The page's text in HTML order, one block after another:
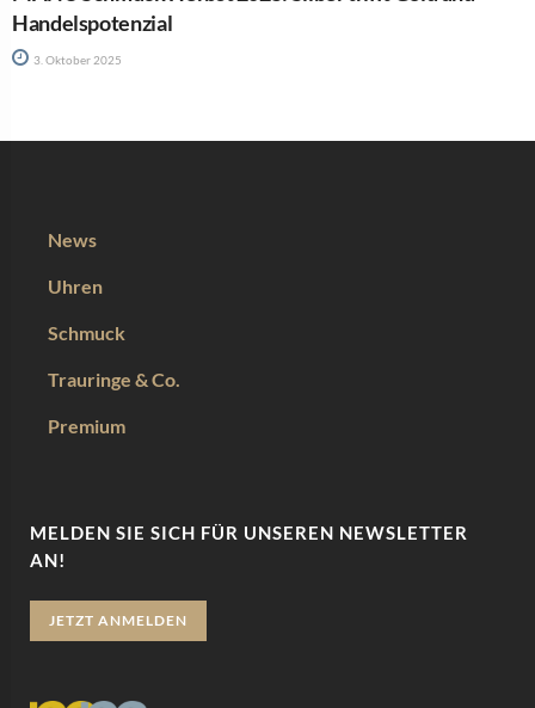
Handelspotenzial
3. Oktober 2025
News
Uhren
Schmuck
Trauringe & Co.
Premium
MELDEN SIE SICH FÜR UNSEREN NEWSLETTER
AN!
JETZT ANMELDEN